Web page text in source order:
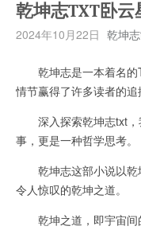
乾坤志TXT卧云
2024年10月22日 乾坤
乾坤志是一本着名的
情节赢得了许多读者的追
深入探索乾坤志txt，
事，更是一种哲学思考。
乾坤志这部小说以乾
令人惊叹的乾坤之道。
乾坤之道，即宇宙间